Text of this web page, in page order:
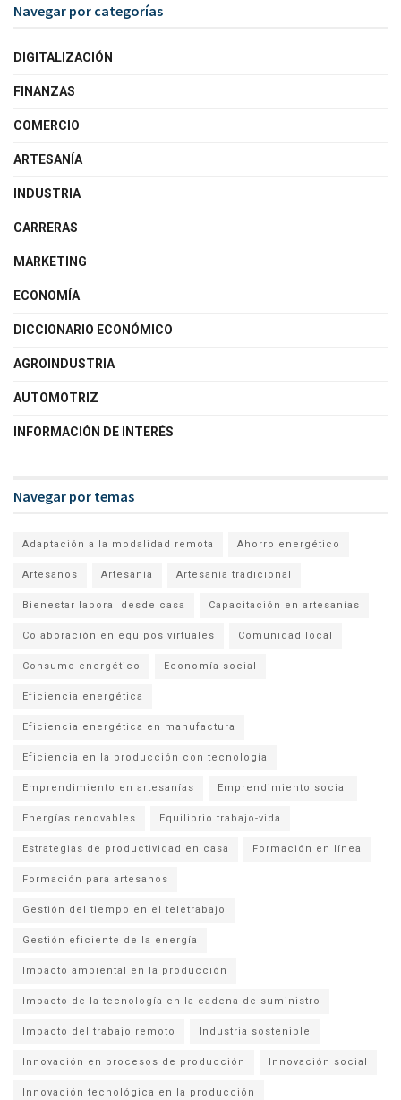
Navegar por categorías
DIGITALIZACIÓN
FINANZAS
COMERCIO
ARTESANÍA
INDUSTRIA
CARRERAS
MARKETING
ECONOMÍA
DICCIONARIO ECONÓMICO
AGROINDUSTRIA
AUTOMOTRIZ
INFORMACIÓN DE INTERÉS
Navegar por temas
Adaptación a la modalidad remota Ahorro energético
Artesanos Artesanía Artesanía tradicional
Bienestar laboral desde casa Capacitación en artesanías
Colaboración en equipos virtuales Comunidad local
Consumo energético Economía social
Eficiencia energética
Eficiencia energética en manufactura
Eficiencia en la producción con tecnología
Emprendimiento en artesanías Emprendimiento social
Energías renovables Equilibrio trabajo-vida
Estrategias de productividad en casa Formación en línea
Formación para artesanos
Gestión del tiempo en el teletrabajo
Gestión eficiente de la energía
Impacto ambiental en la producción
Impacto de la tecnología en la cadena de suministro
Impacto del trabajo remoto Industria sostenible
Innovación en procesos de producción Innovación social
Innovación tecnológica en la producción